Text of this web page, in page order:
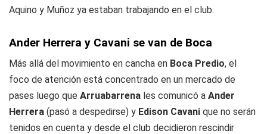
Aquino y Muñoz ya estaban trabajando en el club.
Ander Herrera y Cavani se van de Boca
Más allá del movimiento en cancha en Boca Predio, el
foco de atención está concentrado en un mercado de
pases luego que Arruabarrena les comunicó a Ander
Herrera (pasó a despedirse) y Edison Cavani que no serán
tenidos en cuenta y desde el club decidieron rescindir